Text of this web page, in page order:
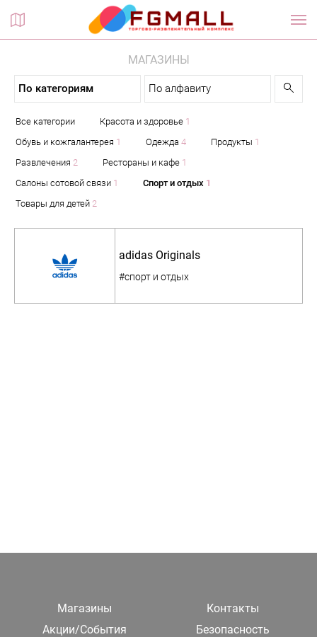
Планы этажей
МАГАЗИНЫ
По категориям По алфавиту
Все категории Красота и здоровье 1
Обувь и кожгалантерея 1 Одежда4 Продукты 1
Развлечения2 Рестораны и кафе 1
Салоны сотовой связи 1 Спорт и отдых 1
Товары для детей2
adidas Originals
#спорт и отдых
Магазины
Контакты
Акции/События
Безопасность